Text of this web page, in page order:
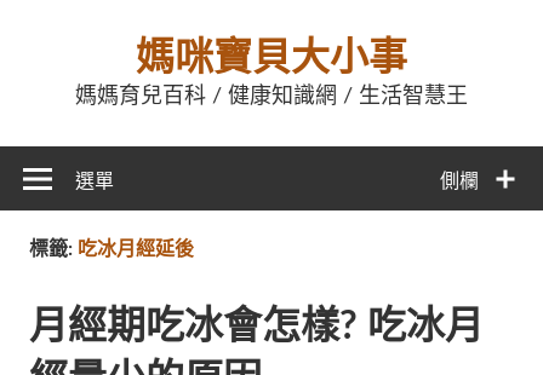
媽咪寶貝大小事
媽媽育兒百科 / 健康知識網 / 生活智慧王
側欄
選單
標籤: 吃冰月經延後
月經期吃冰會怎樣? 吃冰月